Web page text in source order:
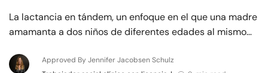
La lactancia en tándem, un enfoque en el que una madre
amamanta a dos niños de diferentes edades al mismo…
Approved By Jennifer Jacobsen Schulz